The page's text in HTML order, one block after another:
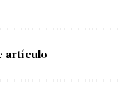
artículo